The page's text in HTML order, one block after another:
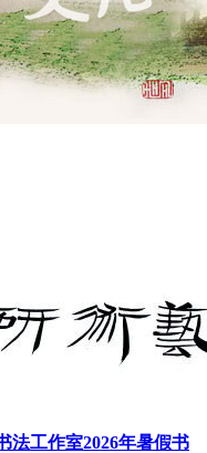
法工作室2026年暑假书